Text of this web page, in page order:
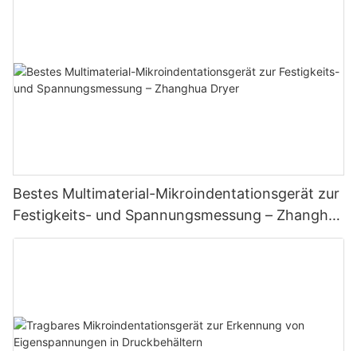
Bestes Multimaterial-Mikroindentationsgerät zur
Festigkeits- und Spannungsmessung – Zhanghua
Dryer